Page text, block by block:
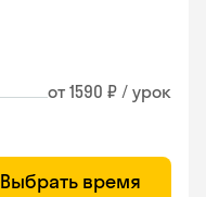
от 1590 ₽ / урок
Выбрать время